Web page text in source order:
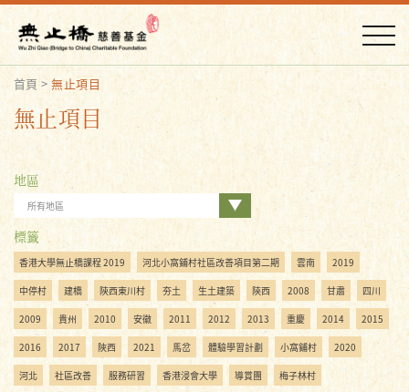
首頁>無止項目
無止項目
地區
所有地區
標籤
香港大學無止橋課程 2019 河北小窩鋪村社區改善項目第二期 雲南 2019
中停村 建橋 陝西東川村 夯土 生土建築 陝西 2008 甘肅 四川
2009 貴州 2010 安徽 2011 2012 2013 重慶 2014 2015
2016 2017 陜西 2021 馬岔 體驗學習計劃 小窩鋪村 2020
河北 社區改善 服務研習 香港浸會大學 導賞團 梅子林村